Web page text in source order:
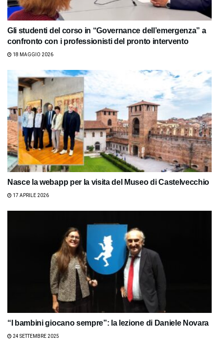
Gli studenti del corso in “Governance dell’emergenza” a
confronto con i professionisti del pronto intervento
18 MAGGIO 2026
Nasce la webapp per la visita del Museo di Castelvecchio
17 APRILE 2026
“I bambini giocano sempre”: la lezione di Daniele Novara
24 SETTEMBRE 2025